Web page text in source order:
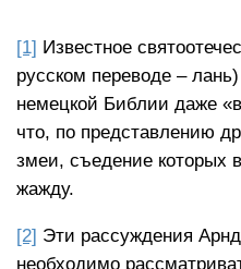
[1] Известное
русском переводе –
немецкой Библии даже
что, по представлению
змеи, съедение которых
жажду.
[2] Эти рассуждения
необходимо